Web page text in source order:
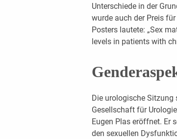
Unterschiede in der
wurde auch der Preis
Posters lautete: „Sex
levels in patients with
Die urologische Sitzung
Gesellschaft für
Eugen Plas eröffnet. Er
den sexuellen